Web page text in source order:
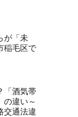
が「未
稲毛区で
「酒気帯
の違い～
交通法違